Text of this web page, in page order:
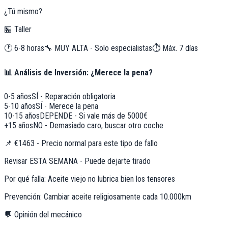
¿Tú mismo?
🏪 Taller
🕐 6-8 horas🔧 MUY ALTA - Solo especialistas⏱️ Máx. 7 días
📊 Análisis de Inversión: ¿Merece la pena?
0-5 añosSÍ - Reparación obligatoria
5-10 añosSÍ - Merece la pena
10-15 añosDEPENDE - Si vale más de 5000€
+15 añosNO - Demasiado caro, buscar otro coche
📌 €1463 - Precio normal para este tipo de fallo
Revisar ESTA SEMANA - Puede dejarte tirado
Por qué falla: Aceite viejo no lubrica bien los tensores
Prevención: Cambiar aceite religiosamente cada 10.000km
💬 Opinión del mecánico